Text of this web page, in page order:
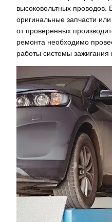
высоковольтных проводов.
оригинальные запчасти или
от проверенных
ремонта необходимо
работы системы зажигания